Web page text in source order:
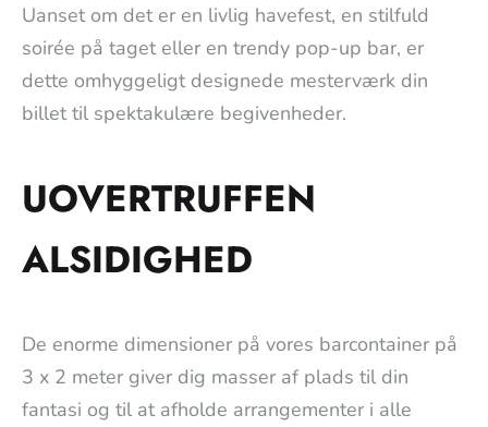
Uanset om det er en livlig havefest, en stilfuld
soirée på taget eller en trendy pop-up bar, er
dette omhyggeligt designede mesterværk din
billet til spektakulære begivenheder.
UOVERTRUFFEN
ALSIDIGHED
De enorme dimensioner på vores barcontainer på
3 x 2 meter giver dig masser af plads til din
fantasi og til at afholde arrangementer i alle